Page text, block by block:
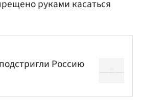
руками касаться
Россию